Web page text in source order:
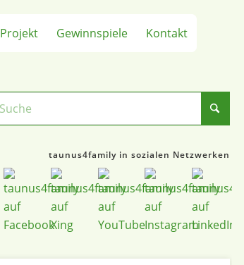
Projekt Gewinnspiele Kontakt
taunus4family in sozialen Netzwerken